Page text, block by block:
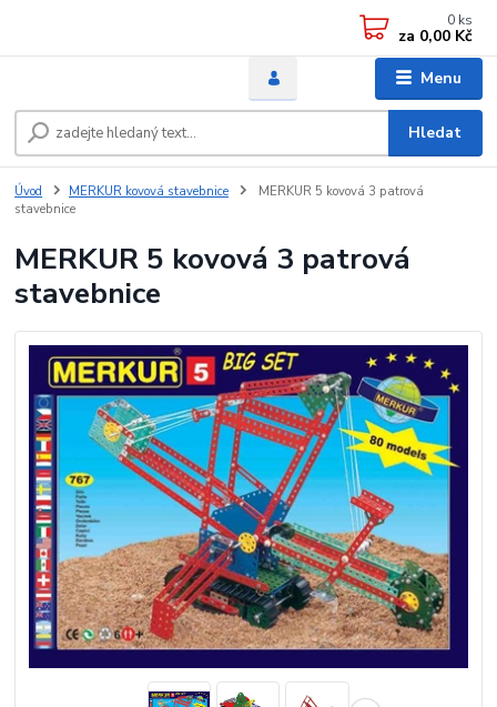
Menu
Hledat
0 ks
za 0,00 Kč
Úvod MERKUR kovová stavebnice
MERKUR 5 kovová 3 patrová
stavebnice
MERKUR 5 kovová 3 patrová
stavebnice